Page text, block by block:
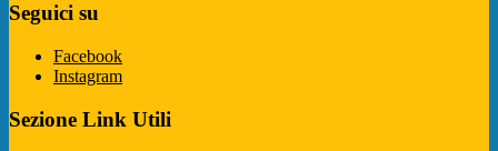
Seguici su
Facebook
Instagram
Sezione Link Utili